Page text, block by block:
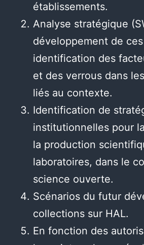
établissements.
Analyse stratégique
développement de
identification des
et des verrous dans
liés au contexte.
Identification de
institutionnelles pour
la production
laboratoires, dans le
science ouverte.
Scénarios du futur
collections sur HAL.
En fonction des